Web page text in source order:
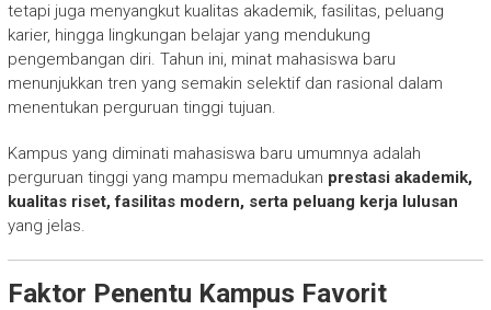
tetapi juga menyangkut kualitas akademik, fasilitas, peluang
karier, hingga lingkungan belajar yang mendukung
pengembangan diri. Tahun ini, minat mahasiswa baru
menunjukkan tren yang semakin selektif dan rasional dalam
menentukan perguruan tinggi tujuan.
Kampus yang diminati mahasiswa baru umumnya adalah
perguruan tinggi yang mampu memadukan prestasi akademik,
kualitas riset, fasilitas modern, serta peluang kerja lulusan
yang jelas.
Faktor Penentu Kampus Favorit